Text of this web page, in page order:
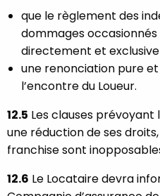
que le règlement des
dommages
directement et
une renonciation pure
l’encontre du Loueur.
12.5 Les clauses
une réduction de ses
franchise sont
12.6 Le Locataire devra